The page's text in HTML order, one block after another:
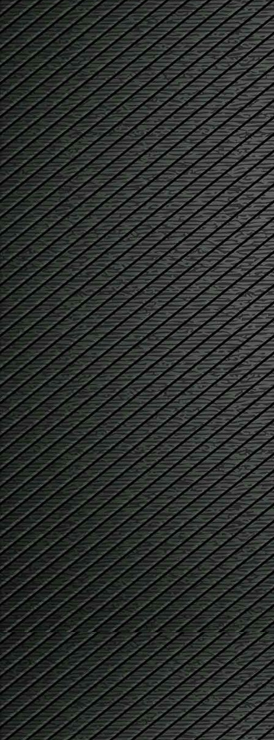
landschaft
kuh05schloss